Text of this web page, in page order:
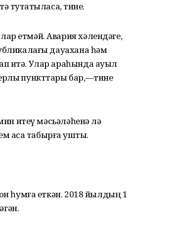
тине.
етмәй. Авария хәлендәге,
дауахана һәм
итә. Улар араһында ауыл
пункттары бар,—тине
итеү мәсьәләһенә лә
аҡса табырға ҡушты.
һумға еткән. 2018 йылдың 1